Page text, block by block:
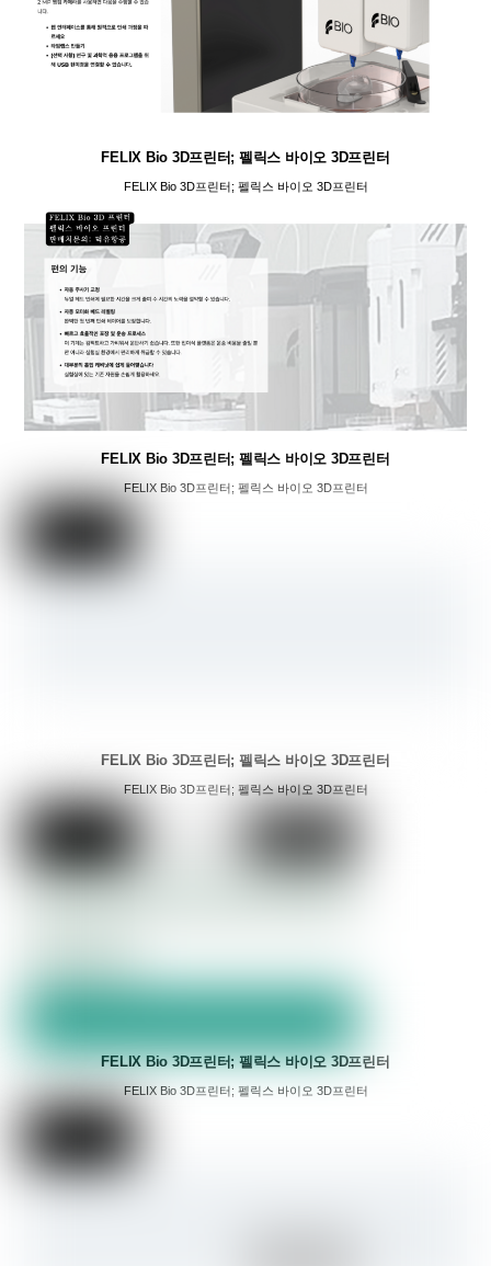
FELIX Bio 3D프린터; 펠릭스 바이오 3D프린터
FELIX Bio 3D프린터; 펠릭스 바이오 3D프린터
FELIX Bio 3D프린터; 펠릭스 바이오 3D프린터
FELIX Bio 3D프린터; 펠릭스 바이오 3D프린터
FELIX Bio 3D프린터; 펠릭스 바이오 3D프린터
FELIX Bio 3D프린터; 펠릭스 바이오 3D프린터
FELIX Bio 3D프린터; 펠릭스 바이오 3D프린터
FELIX Bio 3D프린터; 펠릭스 바이오 3D프린터